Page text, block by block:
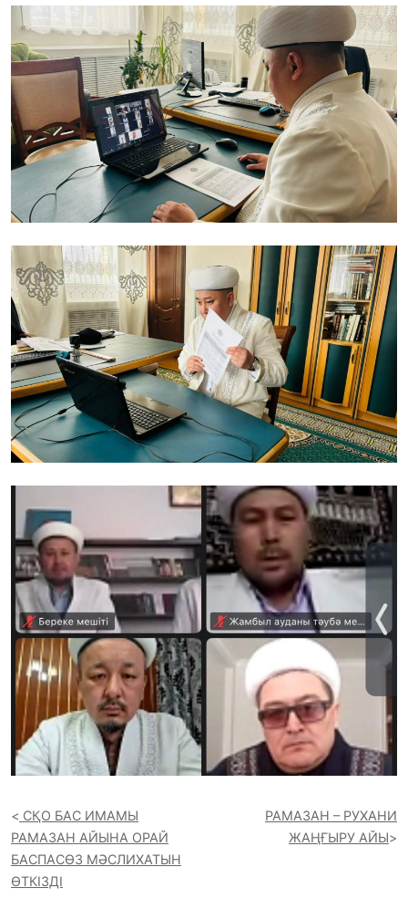
СҚО БАС ИМАМЫ
РАМАЗАН АЙЫНА ОРАЙ
БАСПАСӨЗ МӘСЛИХАТЫН
ӨТКІЗДІ
РАМАЗАН – РУХАНИ
ЖАҢҒЫРУ АЙЫ